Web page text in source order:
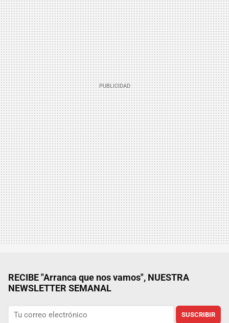
RECIBE "Arranca que nos vamos", NUESTRA
NEWSLETTER SEMANAL
SUSCRIBIR